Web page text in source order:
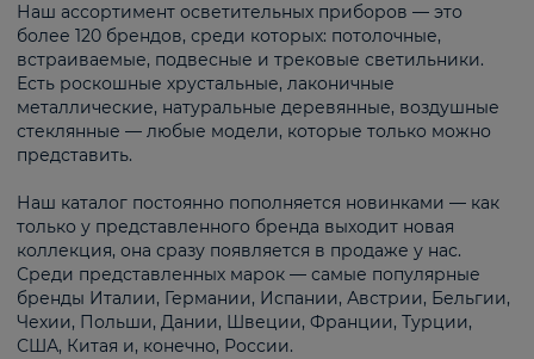
Наш ассортимент осветительных приборов — это
более 120 брендов, среди которых: потолочные,
встраиваемые, подвесные и трековые светильники.
Есть роскошные хрустальные, лаконичные
металлические, натуральные деревянные, воздушные
стеклянные — любые модели, которые только можно
представить.
Наш каталог постоянно пополняется новинками — как
только у представленного бренда выходит новая
коллекция, она сразу появляется в продаже у нас.
Среди представленных марок — самые популярные
бренды Италии, Германии, Испании, Австрии, Бельгии,
Чехии, Польши, Дании, Швеции, Франции, Турции,
США, Китая и, конечно, России.